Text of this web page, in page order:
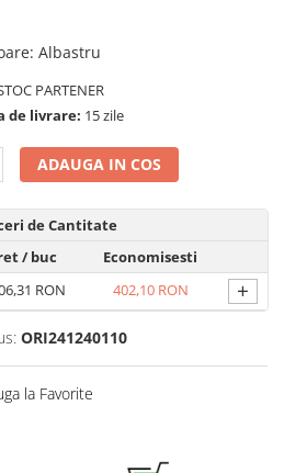
energie
: Albastru
PARTENER
de livrare: 15 zile
ADAUGA IN COS
de Cantitate
/ buc
Economisesti
RON 402,10 RON +
ORI241240110
la Favorite